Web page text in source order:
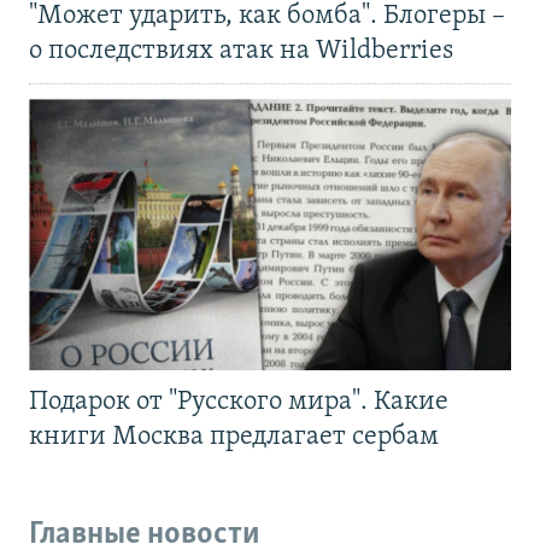
"Может ударить, как бомба". Блогеры –
о последствиях атак на Wildberries
Подарок от "Русского мира". Какие
книги Москва предлагает сербам
Главные новости